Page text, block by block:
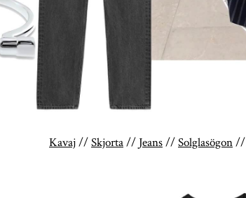
Kavaj//Skjorta// Jeans//Solglasögon//